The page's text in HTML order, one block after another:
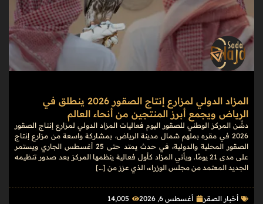
المزاد الدولي لمزارع إنتاج الصقور 2026 ينطلق في
الرياض ويجمع أبرز المنتجين من أنحاء العالم
دشّن المركز الوطني للصقور اليوم فعاليات المزاد الدولي لمزارع إنتاج الصقور
2026 في مقره بملهم شمال مدينة الرياض، بمشاركة واسعة من مزارع إنتاج
الصقور المحلية والدولية، في حدث يمتد حتى 25 أغسطس الجاري ويستمر
على مدى 21 يومًا. ويأتي المزاد كأول فعالية ينظمها المركز بعد صدور تنظيمه
الجديد المعتمد من مجلس الوزراء، الذي عزز من […]
أخبار الصقر أغسطس 6, 2026 14٬005